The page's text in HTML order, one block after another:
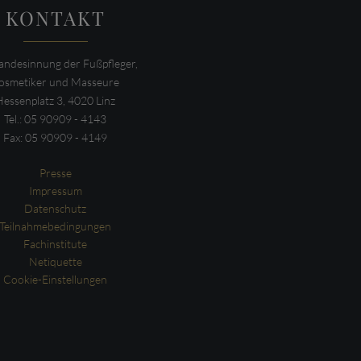
KONTAKT
der Fußpfleger,
und Masseure
3, 4020 Linz
Tel.: 05 90909 - 4143
Fax: 05 90909 - 4149
Presse
Impressum
Datenschutz
Teilnahmebedingungen
Fachinstitute
Netiquette
Cookie-Einstellungen